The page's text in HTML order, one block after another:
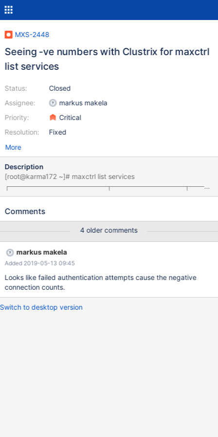
MXS-2448
Seeing -ve numbers with Clustrix for maxctrl
list services
Status:
Assignee:
Priority:
Resolution:
Closed
markus makela
Critical
Fixed
More
Description
[root@karma172 ~]# maxctrl list services
┌────────────────────┬───────────────┬────
─────────┬───────────────────┬────────────
──────────────────────────────────────────
──────────────────────────────────────────
──────────────────────────────────────────
──────────────────────────────────────────
──────────────────────────────────────────
──────────────────────────────────────────
──────────────────────────────────────────
──────────────────────────────────────────
──────────────────────────────────────────
Comments
4 older comments
markus makela
Added 2019-05-13 09:45
Looks like failed authentication attempts cause the negative
connection counts.
Switch to desktop version